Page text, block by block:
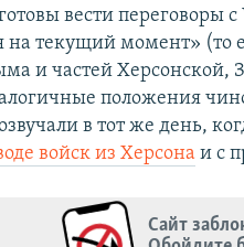
вести переговоры
на текущий момент» (то
и частей Херсонской,
положения
в тот же день,
войск из Херсона и с
Сайт